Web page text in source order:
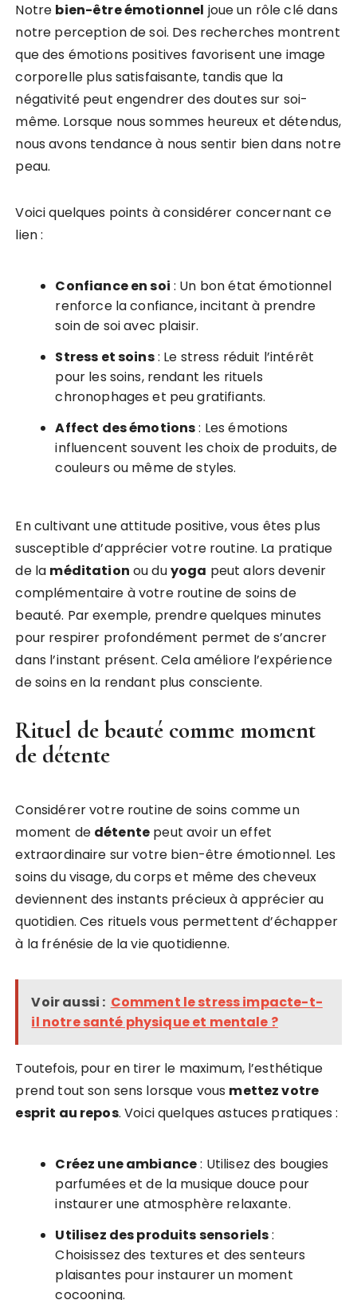
Notre bien-être émotionnel joue un rôle clé dans
notre perception de soi. Des recherches montrent
que des émotions positives favorisent une image
corporelle plus satisfaisante, tandis que la
négativité peut engendrer des doutes sur soi-
même. Lorsque nous sommes heureux et détendus,
nous avons tendance à nous sentir bien dans notre
peau.
Voici quelques points à considérer concernant ce
lien :
Confiance en soi : Un bon état émotionnel
renforce la confiance, incitant à prendre
soin de soi avec plaisir.
Stress et soins: Le stress réduit l’intérêt
pour les soins, rendant les rituels
chronophages et peu gratifiants.
Affect des émotions: Les émotions
influencent souvent les choix de produits, de
couleurs ou même de styles.
En cultivant une attitude positive, vous êtes plus
susceptible d’apprécier votre routine. La pratique
de la méditation ou duyoga peut alors devenir
complémentaire à votre routine de soins de
beauté. Par exemple, prendre quelques minutes
pour respirer profondément permet de s’ancrer
dans l’instant présent. Cela améliore l’expérience
de soins en la rendant plus consciente.
Rituel de beauté comme moment
de détente
Considérer votre routine de soins comme un
moment de détente peut avoir un effet
extraordinaire sur votre bien-être émotionnel. Les
soins du visage, du corps et même des cheveux
deviennent des instants précieux à apprécier au
quotidien. Ces rituels vous permettent d’échapper
à la frénésie de la vie quotidienne.
Voir aussi : Comment le stress impacte-t-
il notre santé physique et mentale ?
Toutefois, pour en tirer le maximum, l’esthétique
prend tout son sens lorsque vous mettez votre
esprit au repos. Voici quelques astuces pratiques :
Créez une ambiance: Utilisez des bougies
parfumées et de la musique douce pour
instaurer une atmosphère relaxante.
Utilisez des produits sensoriels:
Choisissez des textures et des senteurs
plaisantes pour instaurer un moment
cocooning.